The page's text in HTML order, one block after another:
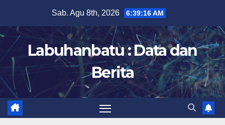
content
Sab. Agu 8th, 2026 6:39:17 AM
Labuhanbatu : Data dan
Berita